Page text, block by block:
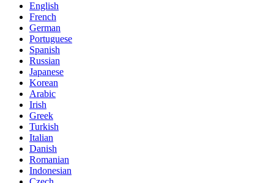
English
French
German
Portuguese
Spanish
Russian
Japanese
Korean
Arabic
Irish
Greek
Turkish
Italian
Danish
Romanian
Indonesian